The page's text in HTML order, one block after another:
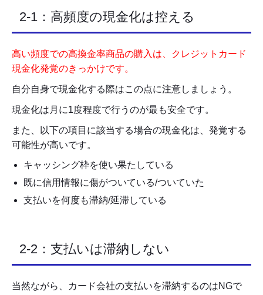
2-1：高頻度の現金化は控える
高い頻度での高換金率商品の購入は、クレジットカード
現金化発覚のきっかけです。
自分自身で現金化する際はこの点に注意しましょう。
現金化は月に1度程度で行うのが最も安全です。
また、以下の項目に該当する場合の現金化は、発覚する
可能性が高いです。
キャッシング枠を使い果たしている
既に信用情報に傷がついている/ついていた
支払いを何度も滞納/延滞している
2-2：支払いは滞納しない
当然ながら、カード会社の支払いを滞納するのはNGで